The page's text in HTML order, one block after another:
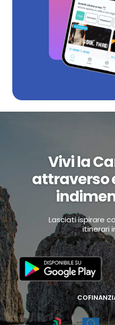
Vivi la
attraverso
Lasciati ispirare
itinerari